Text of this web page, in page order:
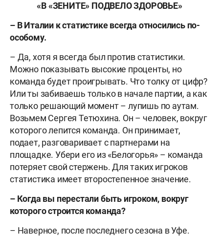
«В «ЗЕНИТЕ» ПОДВЕЛО ЗДОРОВЬЕ»
– В Италии к статистике всегда относились по-
особому.
– Да, хотя я всегда был против статистики.
Можно показывать высокие проценты, но
команда будет проигрывать. Что толку от цифр?
Или ты забиваешь только в начале партии, а как
только решающий момент – лупишь по аутам.
Возьмем Сергея Тетюхина. Он – человек, вокруг
которого лепится команда. Он принимает,
подает, разговаривает с партнерами на
площадке. Убери его из «Белогорья» – команда
потеряет свой стержень. Для таких игроков
статистика имеет второстепенное значение.
– Когда вы перестали быть игроком, вокруг
которого строится команда?
– Наверное, после последнего сезона в Уфе.